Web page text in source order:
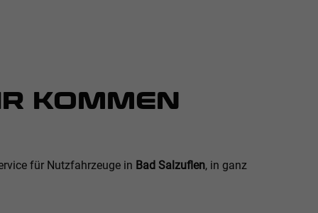
KOMMEN
für Nutzfahrzeuge in Bad Salzuflen, in ganz